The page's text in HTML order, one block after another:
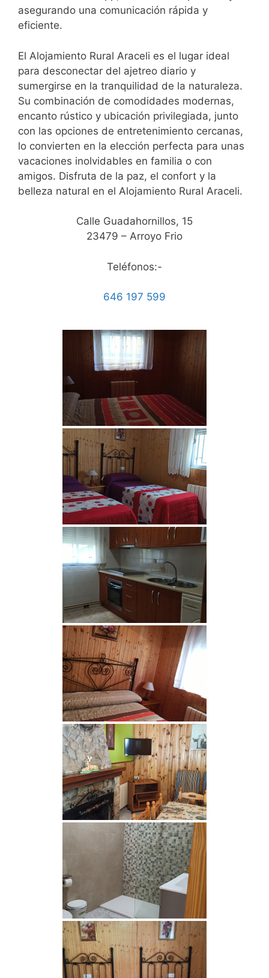
asegurando una comunicación rápida y
eficiente.
El Alojamiento Rural Araceli es el lugar ideal
para desconectar del ajetreo diario y
sumergirse en la tranquilidad de la naturaleza.
Su combinación de comodidades modernas,
encanto rústico y ubicación privilegiada, junto
con las opciones de entretenimiento cercanas,
lo convierten en la elección perfecta para unas
vacaciones inolvidables en familia o con
amigos. Disfruta de la paz, el confort y la
belleza natural en el Alojamiento Rural Araceli.
Calle Guadahornillos, 15
23479 – Arroyo Frio
Teléfonos:-
646 197 599